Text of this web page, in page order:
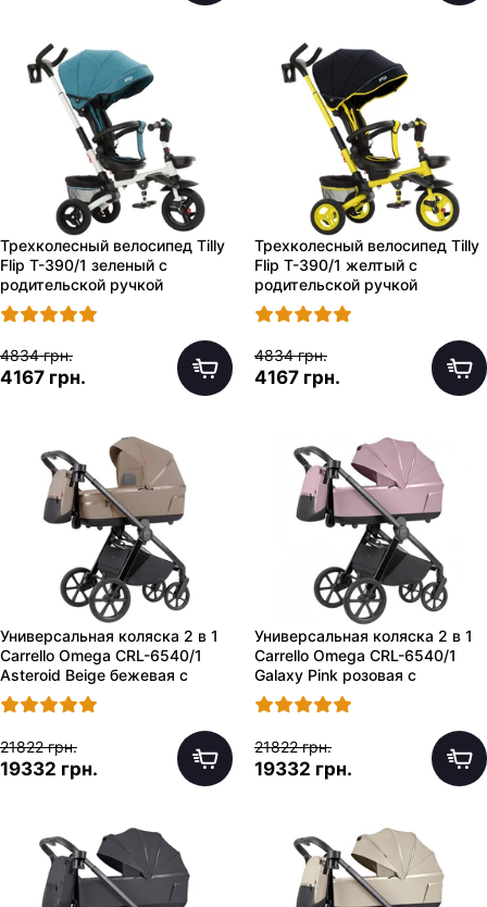
Трехколесный велосипед Tilly
Flip T-390/1 зеленый с
родительской ручкой
4834 грн.
4167 грн.
Трехколесный велосипед Tilly
Flip T-390/1 желтый с
родительской ручкой
4834 грн.
4167 грн.
Универсальная коляска 2 в 1
Carrello Omega CRL-6540/1
Asteroid Beige бежевая с
сумочкой
21822 грн.
19332 грн.
Универсальная коляска 2 в 1
Carrello Omega CRL-6540/1
Galaxy Pink розовая с
сумочкой
21822 грн.
19332 грн.